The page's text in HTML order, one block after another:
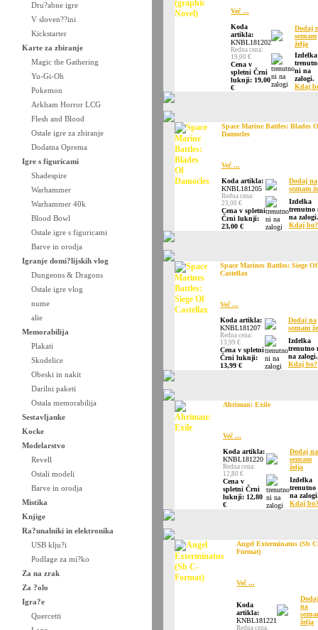
Dru?abne igre
V sloven??ini
Kickstarter
Karte za zbiranje
Magic the Gathering
Yu-Gi-Oh
Pokemon
Arkham Horror LCG
Flesh and Blood
Ostale igre za zbiranje
Dodatna Oprema
Igre s figuricami
Shadespire
Warhammer
Warhammer 40k
Blood Bowl
Ostale igre s figuricami
Barve in orodja
Igranje domi?lijskih vlog
Dungeons & Dragons
Ostale igre vlog
nume
alie
Memorabilija
Plakati
Skodelice
Obeski in nakit
Darilni paketi
Ostala memorabilija
Sestavljanke
Kocke
Modelarstvo
Revell
Ostali modeli
Barve in orodja
Mistika
Knjige
Ra?unalniki in elektronika
USB klju?i
Podlage za mi?ko
Za na zrak
Za ?olo
Igra?e
Quercetti
Več ...
Koda
artikla:
KNBL181202
Redna cena:
19,00 €
Cena v
spletni Črni
luknji: 19,00
€
Dodaj
seznam
želja
Izdelka
ni na
zalogi.
Kdaj
Space Marine Battles: Blades
Damocles
Več ...
Koda artikla:
KNBL181205
Redna cena:
23,00 €
Cena v spletni
Črni luknji:
23,00 €
Dodaj na
seznam
Izdelka
trenutno
na zalogi.
Kdaj bo?
Space Marines Battles: Siege Of
Castellax
Več ...
Koda artikla:
KNBL181207
Redna cena:
13,99 €
Cena v spletni
Črni luknji:
13,99 €
Dodaj na
seznam
Izdelka
trenutno
na zalogi.
Kdaj bo?
Ahriman: Exile
Več ...
Koda artikla:
KNBL181220
Redna cena:
12,80 €
Cena v
spletni Črni
luknji: 12,80
€
Dodaj na
seznam
želja
Izdelka
trenutno
na
Kdaj bo?
Angel Exterminatus (Sb
Format)
Več ...
Koda
artikla:
KNBL181221
Redna cena:
Dodaj
na
želja